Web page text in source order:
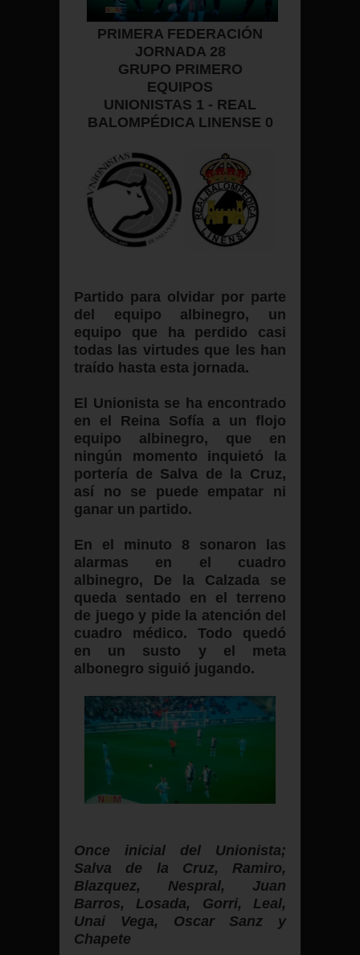
PRIMERA FEDERACIÓN
JORNADA 28
GRUPO PRIMERO
EQUIPOS
UNIONISTAS 1 - REAL
BALOMPÉDICA LINENSE 0
Partido para olvidar por parte
del equipo albinegro, un
equipo que ha perdido casi
todas las virtudes que les han
traído hasta esta jornada.
El Unionista se ha encontrado
en el Reina Sofía a un flojo
equipo albinegro, que en
ningún momento inquietó la
portería de Salva de la Cruz,
así no se puede empatar ni
ganar un partido.
En el minuto 8 sonaron las
alarmas en el cuadro
albinegro, De la Calzada se
queda sentado en el terreno
de juego y pide la atención del
cuadro médico. Todo quedó
en un susto y el meta
albonegro siguió jugando.
Once inicial del Unionista;
Salva de la Cruz, Ramiro,
Blazquez, Nespral, Juan
Barros, Losada, Gorri, Leal,
Unai Vega, Oscar Sanz y
Chapete